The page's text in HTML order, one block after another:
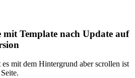
mit Template nach Update auf
mit dem Hintergrund aber scrollen ist